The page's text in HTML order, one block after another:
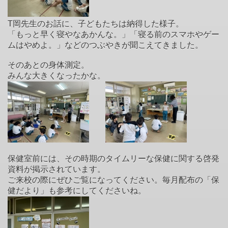
T岡先生のお話に、子どもたちは納得した様子。
「もっと早く寝やなあかんな。」「寝る前のスマホやゲー
ムはやめよ。」などのつぶやきが聞こえてきました。
そのあとの身体測定。
みんな大きくなったかな。
保健室前には、その時期のタイムリーな保健に関する啓発
資料が掲示されています。
ご来校の際にぜひご覧になってください。毎月配布の「保
健だより」も参考にしてくださいね。